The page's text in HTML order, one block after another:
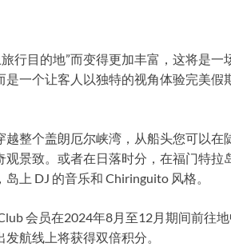
行目的地”而变得更加丰富，这将是一
一个让客人以独特的视角体验完美假
整个盖朗厄尔峡湾，从船头您可以在
景致。或者在日落时分，在福门特拉
上 DJ 的音乐和 Chiringuito 风格。
会员在2024年8月至12月期间前往地
航线上将获得双倍积分。